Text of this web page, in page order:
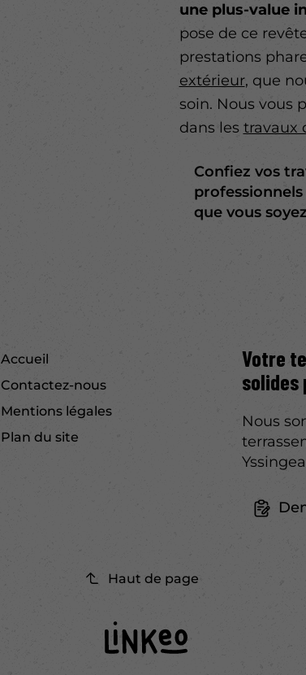
une plus-value
pose de ce
prestations
extérieur, que
soin. Nous vous
dans les travaux
Confiez vos
que vous
Accueil
Contactez-nous
Mentions légales
Plan du site
Votre
solides
Nous
Haut de page